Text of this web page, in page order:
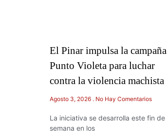
El Pinar impulsa la campaña
Punto Violeta para luchar
contra la violencia machista
Agosto 3, 2026 No Hay Comentarios
La iniciativa se desarrolla este fin de
semana en los